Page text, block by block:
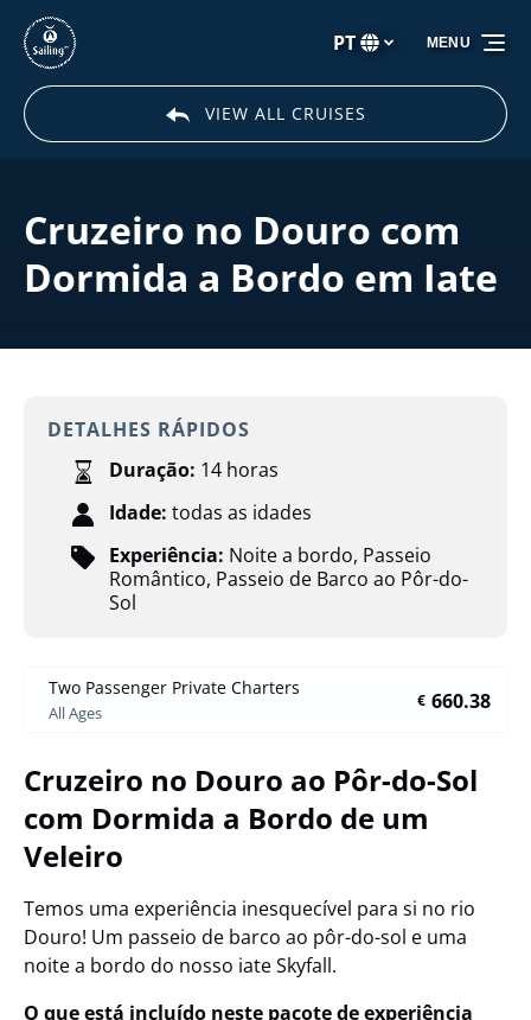
Passar para a navegação primária
Passar para o conteúdo
Passar para o rodapé
Selecione
o
idioma
PT
VIEW ALL CRUISES
MENU
Cruzeiro no Douro com
Dormida a Bordo em Iate
DETALHES RÁPIDOS
Duração: 14 horas
Idade: todas as idades
Experiência: Noite a bordo, Passeio
Romântico, Passeio de Barco ao Pôr-do-
Sol
Two Passenger Private Charters
All Ages
€ 660.38
Cruzeiro no Douro ao Pôr-do-Sol
com Dormida a Bordo de um
Veleiro
Temos uma experiência inesquecível para si no rio
Douro! Um passeio de barco ao pôr-do-sol e uma
noite a bordo do nosso iate Skyfall.
O que está incluído neste pacote de experiência